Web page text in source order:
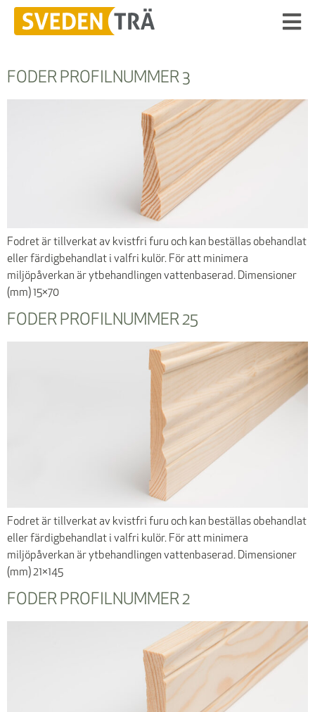
FODER PROFILNUMMER 3
Fodret är tillverkat av kvistfri furu och kan beställas obehandlat
eller färdigbehandlat i valfri kulör. För att minimera
miljöpåverkan är ytbehandlingen vattenbaserad. Dimensioner
(mm) 15×70
FODER PROFILNUMMER 25
Fodret är tillverkat av kvistfri furu och kan beställas obehandlat
eller färdigbehandlat i valfri kulör. För att minimera
miljöpåverkan är ytbehandlingen vattenbaserad. Dimensioner
(mm) 21×145
FODER PROFILNUMMER 2